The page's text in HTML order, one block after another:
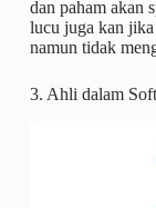
dan paham akan
lucu juga kan
namun tidak
3. Ahli dalam